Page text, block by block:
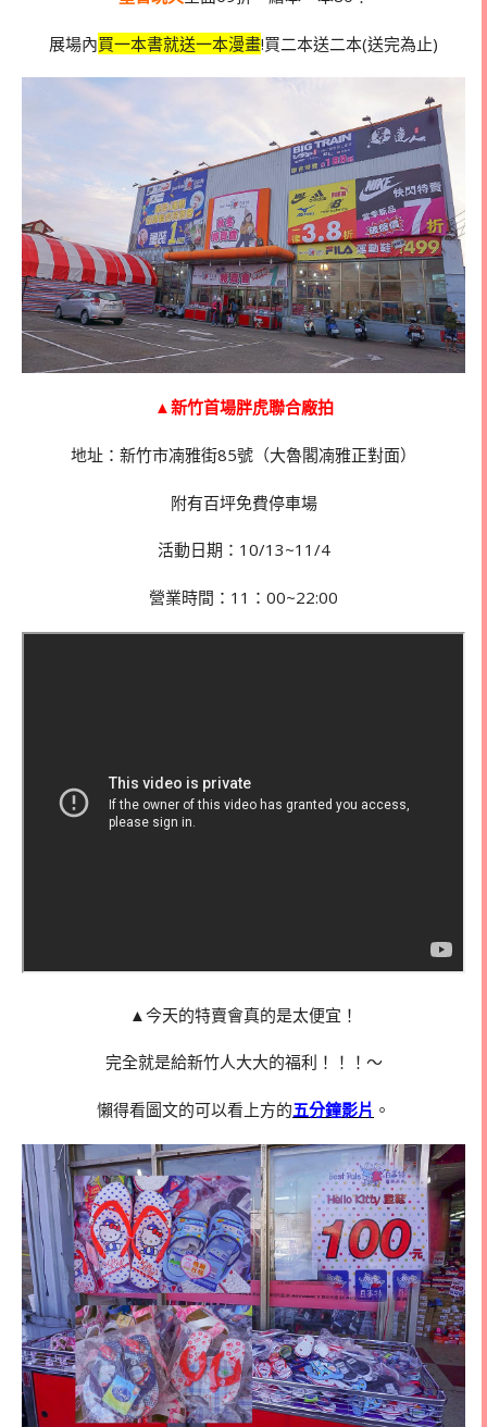
展場內買一本書就送一本漫畫!買二本送二本(送完為止)
▲新竹首場胖虎聯合廠拍
地址：新竹市㓓雅街85號（大魯閣㓓雅正對面）
附有百坪免費停車場
活動日期：10/13~11/4
營業時間：11：00~22:00
▲今天的特賣會真的是太便宜！
完全就是給新竹人大大的福利！！！～
懶得看圖文的可以看上方的五分鐘影片 。